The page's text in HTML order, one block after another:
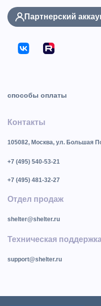
Партнерский
способы оплаты
Контакты
105082, Москва, ул. Большая
+7 (495) 540-53-21
+7 (495) 481-32-27
Отдел продаж
shelter@shelter.ru
Техническая
support@shelter.ru